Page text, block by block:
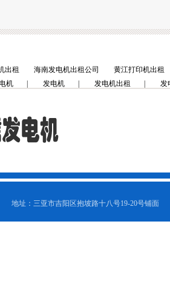
出租 海南发电机出租公司
黄江打印机出租
机 发电机 发电机出租 发
地址：三亚市吉阳区抱坡路十八号19-20号铺面